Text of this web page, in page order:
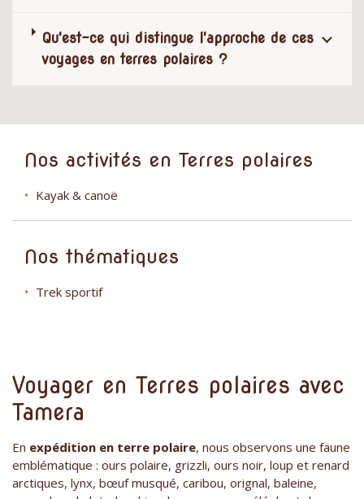
Qu'est-ce qui distingue l'approche de ces
voyages en terres polaires ?
Nos activités en Terres polaires
Kayak & canoë
Nos thématiques
Trek sportif
Voyager en Terres polaires avec
Tamera
En expédition en terre polaire, nous observons une faune
emblématique : ours polaire, grizzli, ours noir, loup et renard
arctiques, lynx, bœuf musqué, caribou, orignal, baleine,